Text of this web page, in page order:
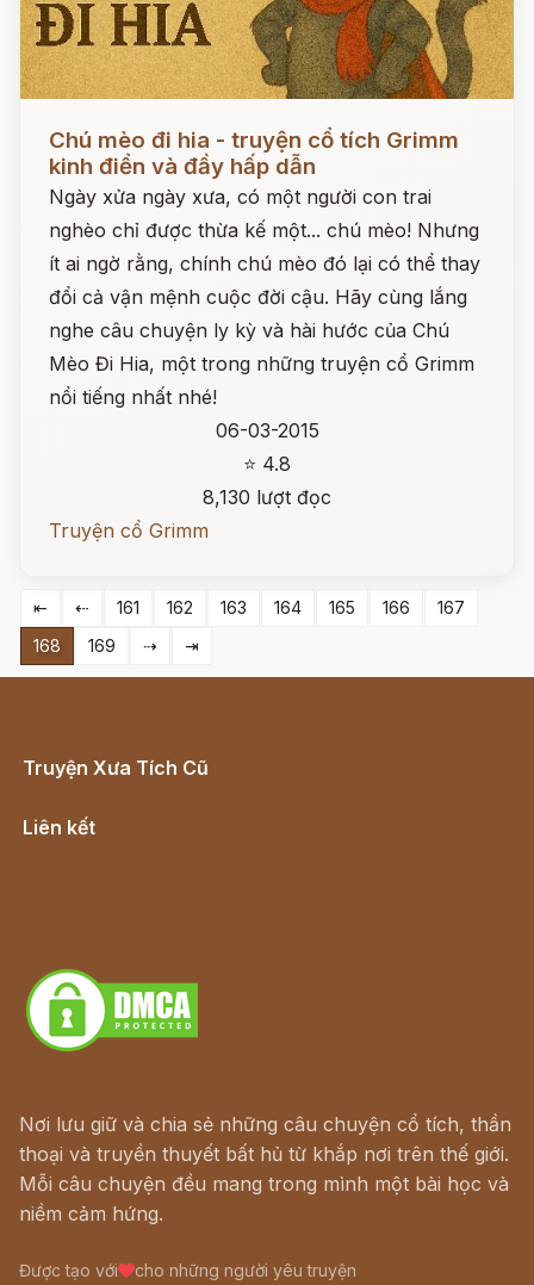
Chú mèo đi hia - truyện cổ tích Grimm
kinh điển và đầy hấp dẫn
Ngày xửa ngày xưa, có một người con trai
nghèo chỉ được thừa kế một... chú mèo! Nhưng
ít ai ngờ rằng, chính chú mèo đó lại có thể thay
đổi cả vận mệnh cuộc đời cậu. Hãy cùng lắng
nghe câu chuyện ly kỳ và hài hước của Chú
Mèo Đi Hia, một trong những truyện cổ Grimm
nổi tiếng nhất nhé!
06-03-2015
⭐ 4.8
8,130 lượt đọc
Truyện cổ Grimm
⇤ ⇠ 161 162 163 164 165 166
167
168
169 ⇢ ⇥
Truyện Xưa Tích Cũ
Liên kết
Nơi lưu giữ và chia sẻ những câu chuyện cổ tích, thần
thoại và truyền thuyết bất hủ từ khắp nơi trên thế giới.
Mỗi câu chuyện đều mang trong mình một bài học và
niềm cảm hứng.
Được tạo với cho những người yêu truyện